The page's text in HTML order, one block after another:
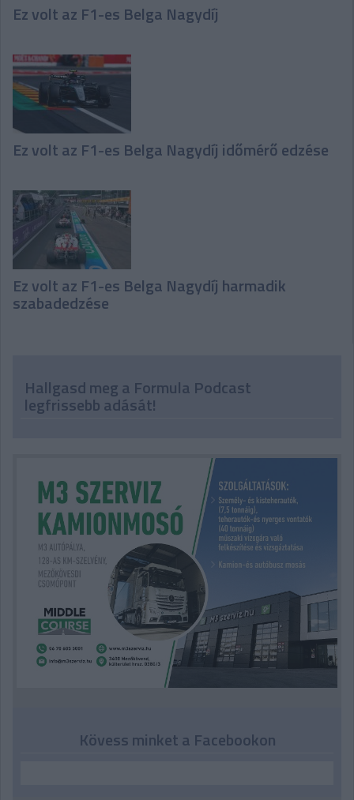
Ez volt az F1-es Belga Nagydíj
Ez volt az F1-es Belga Nagydíj időmérő edzése
Ez volt az F1-es Belga Nagydíj harmadik
szabadedzése
Hallgasd meg a Formula Podcast
legfrissebb adását!
Kövess minket a Facebookon